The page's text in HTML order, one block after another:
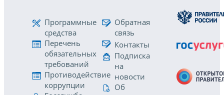
Программные
средства
Перечень
обязательных
требований
Противодействие
коррупции
Обратная
связь
Контакты
Подписка
на
новости
Об